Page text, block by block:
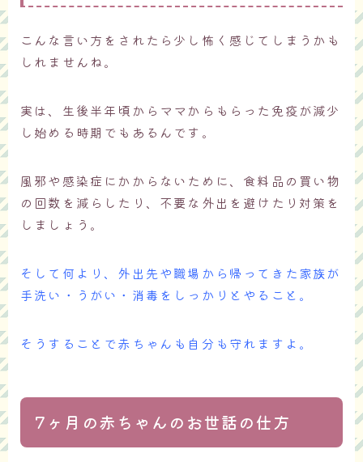
こんな言い方をされたら少し怖く感じてしまうかも
しれませんね。
実は、生後半年頃からママからもらった免疫が減少
し始める時期でもあるんです。
風邪や感染症にかからないために、食料品の買い物
の回数を減らしたり、不要な外出を避けたり対策を
しましょう。
そして何より、外出先や職場から帰ってきた家族が
手洗い・うがい・消毒をしっかりとやること。
そうすることで赤ちゃんも自分も守れますよ。
7ヶ月の赤ちゃんのお世話の仕方